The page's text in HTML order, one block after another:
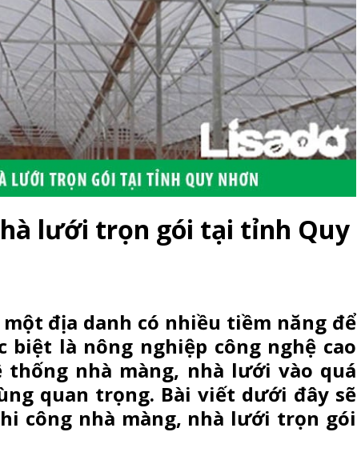
lưới trọn gói tại tỉnh Quy
địa danh có nhiều tiềm năng để
là nông nghiệp công nghệ cao
nhà màng, nhà lưới vào quá
quan trọng. Bài viết dưới đây sẽ
công nhà màng, nhà lưới trọn gói